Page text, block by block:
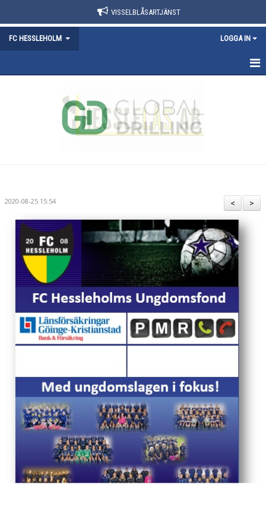
VISSELBLÅSARTJÄNST
FC HESSLEHOLM LOGGA IN
SWISHNUMMER
DOKUMENT
>
<
2020-08-25 15:54